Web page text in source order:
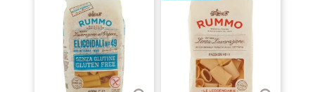
—Lino M.
ottimi prodotti
ottimi prodotti, velocità nelle consegne